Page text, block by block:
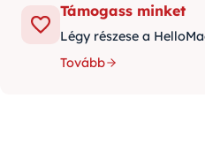
Támogass minket
Légy részese a
Tovább